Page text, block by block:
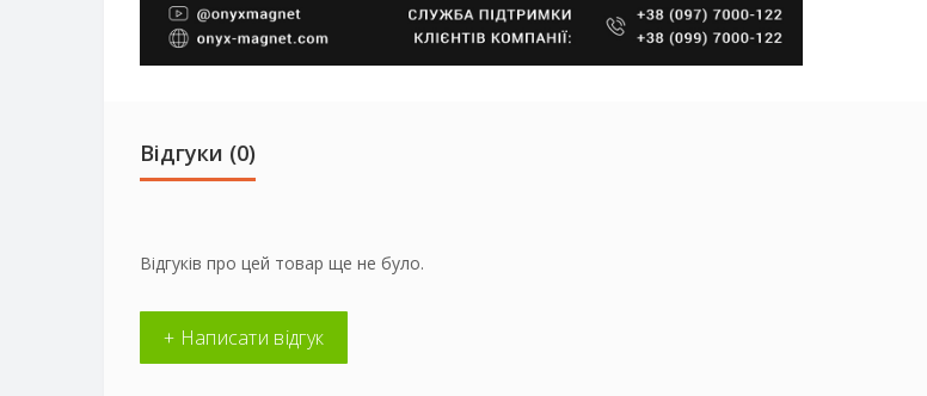
Відгуки (0)
Відгуків про цей товар ще не було.
+ Написати відгук